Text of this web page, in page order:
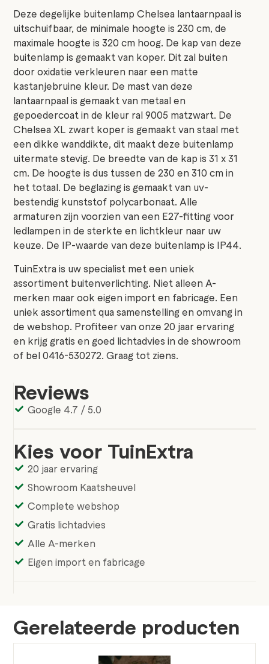
Deze degelijke buitenlamp Chelsea lantaarnpaal is
uitschuifbaar, de minimale hoogte is 230 cm, de
maximale hoogte is 320 cm hoog. De kap van deze
buitenlamp is gemaakt van koper. Dit zal buiten
door oxidatie verkleuren naar een matte
kastanjebruine kleur. De mast van deze
lantaarnpaal is gemaakt van metaal en
gepoedercoat in de kleur ral 9005 matzwart. De
Chelsea XL zwart koper is gemaakt van staal met
een dikke wanddikte, dit maakt deze buitenlamp
uitermate stevig. De breedte van de kap is 31 x 31
cm. De hoogte is dus tussen de 230 en 310 cm in
het totaal. De beglazing is gemaakt van uv-
bestendig kunststof polycarbonaat. Alle
armaturen zijn voorzien van een E27-fitting voor
ledlampen in de sterkte en lichtkleur naar uw
keuze. De IP-waarde van deze buitenlamp is IP44.
TuinExtra is uw specialist met een uniek
assortiment buitenverlichting. Niet alleen A-
merken maar ook eigen import en fabricage. Een
uniek assortiment qua samenstelling en omvang in
de webshop. Profiteer van onze 20 jaar ervaring
en krijg gratis en goed lichtadvies in de showroom
of bel 0416-530272. Graag tot ziens.
Reviews
Google 4.7 / 5.0
Kies voor TuinExtra
20 jaar ervaring
Showroom Kaatsheuvel
Complete webshop
Gratis lichtadvies
Alle A-merken
Eigen import en fabricage
Gerelateerde producten